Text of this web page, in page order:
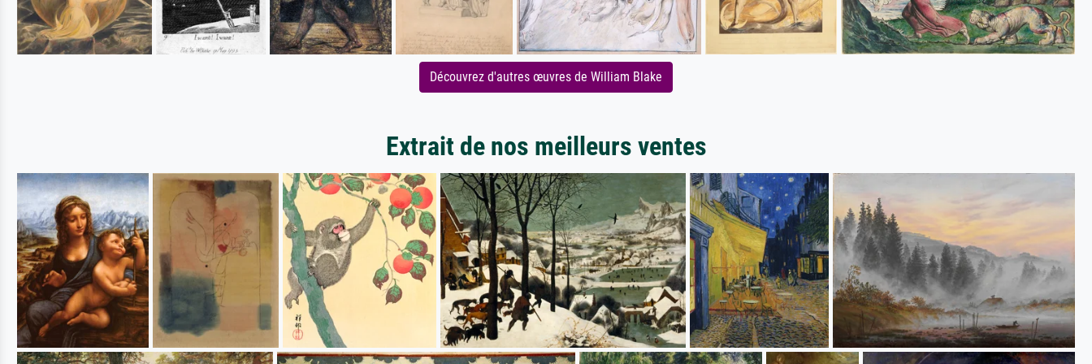
Découvrez d'autres œuvres de William Blake
Extrait de nos meilleurs ventes